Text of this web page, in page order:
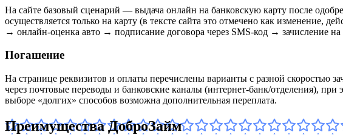
На сайте базовый сценарий — выдача онлайн на банковскую карту после
осуществляется только на карту (в тексте сайта это отмечено как изменение,
→ онлайн‑оценка авто → подписание договора через SMS‑код → зачисление на
Погашение
На странице реквизитов и оплаты перечислены варианты с разной скоростью
через почтовые переводы и банковские каналы (интернет‑банк/отделения),
выборе «долгих» способов возможна дополнительная переплата.
Преимущества ДоброЗайм